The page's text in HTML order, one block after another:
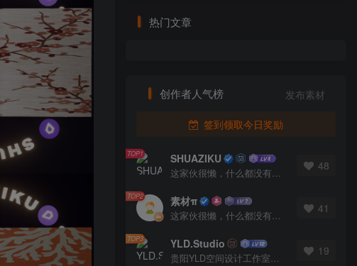
热门文章
创作者人气榜 发布素材
签到领取今日奖励
TOP1 SHUAZIKU
这家伙很懒，什么都没有写...
48
TOP2 素材π
这家伙很懒，什么都没有写...
41
TOP3 YLD.Studio
贵阳YLD空间设计工作室，高端设计图库 ADVANCED CAD TEMPLATE 系列作者。联系邮箱：yld.studio@foxmail.com
19